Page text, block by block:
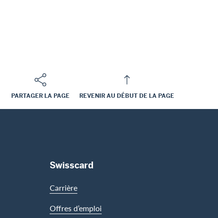
PARTAGER LA PAGE REVENIR AU DÉBUT DE LA PAGE
Swisscard
Carrière
Offres d’emploi